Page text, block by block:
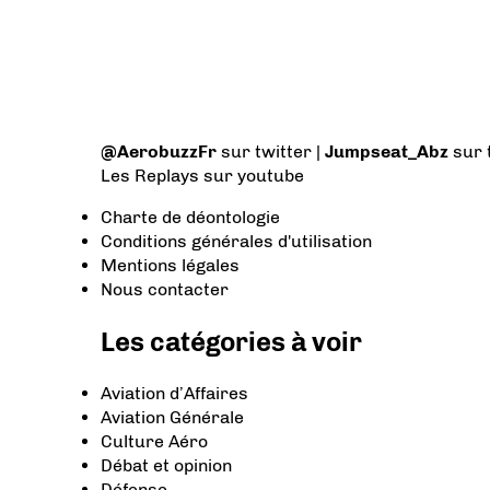
@AerobuzzFr sur twitter | Jumpseat_Abz sur
Les Replays sur youtube
Charte de déontologie
Conditions générales d'utilisation
Mentions légales
Nous contacter
Les catégories à voir
Aviation d’Affaires
Aviation Générale
Culture Aéro
Débat et opinion